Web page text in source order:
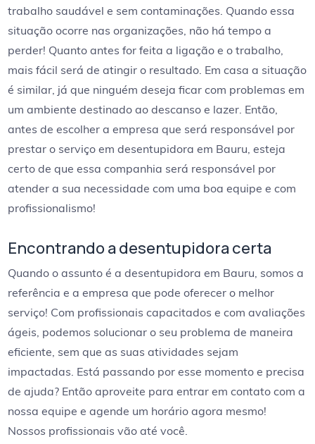
trabalho saudável e sem contaminações. Quando essa
situação ocorre nas organizações, não há tempo a
perder! Quanto antes for feita a ligação e o trabalho,
mais fácil será de atingir o resultado. Em casa a situação
é similar, já que ninguém deseja ficar com problemas em
um ambiente destinado ao descanso e lazer. Então,
antes de escolher a empresa que será responsável por
prestar o serviço em desentupidora em Bauru, esteja
certo de que essa companhia será responsável por
atender a sua necessidade com uma boa equipe e com
profissionalismo!
Encontrando a desentupidora certa
Quando o assunto é a desentupidora em Bauru, somos a
referência e a empresa que pode oferecer o melhor
serviço! Com profissionais capacitados e com avaliações
ágeis, podemos solucionar o seu problema de maneira
eficiente, sem que as suas atividades sejam
impactadas. Está passando por esse momento e precisa
de ajuda? Então aproveite para entrar em contato com a
nossa equipe e agende um horário agora mesmo!
Nossos profissionais vão até você.